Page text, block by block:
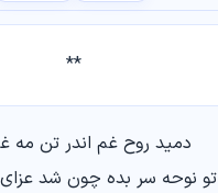
**
دمید روح غم اندر تن مه
تو نوحه سر بده چون شد